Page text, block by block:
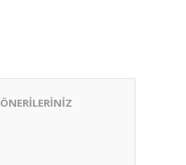
ÖNERİLERİNİZ